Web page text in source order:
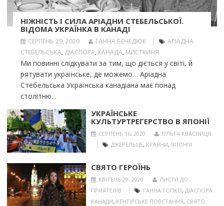
НІЖНІСТЬ І СИЛА АРІАДНИ СТЕБЕЛЬСЬКОЇ.
ВІДОМА УКРАЇНКА В КАНАДІ
СЕРПЕНЬ 29, 2020 ГАННА БЕНЕДЮК
АРІАДНА
СТЕБЕЛЬСЬКА, ДІАСПОРА, КАНАДА, МИСТКИНЯ
Ми повинні слідкувати за тим, що діється у світі, й
рятувати українське, де можемо… Аріадна
Стебельська Українська канадіана має понад
столітню...
УКРАЇНСЬКЕ
КУЛЬТУРТРЕГЕРСТВО В ЯПОНІЇ
СЕРПЕНЬ 16, 2020
ОЛЬГА КВАСНИЦЯ
ДЖЕРЕЛЬЦЕ, КРАЯНИ, ЯПОНІЯ
СВЯТО ГЕРОЇНЬ
КВІТЕНЬ 29, 2020
ЛИСТИ ДО
ПРИЯТЕЛІВ
ГАННА ГОПКО, ДІАСПОРА
КАНАДИ, КЕНГІРСЬКЕ ПОВСТАННЯ, СВЯТО